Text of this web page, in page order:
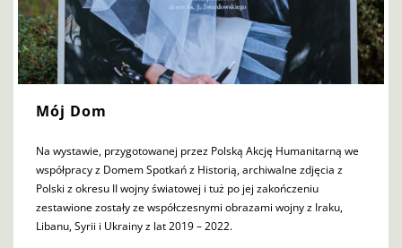
Mój Dom
Na wystawie, przygotowanej przez Polską Akcję Humanitarną we
współpracy z Domem Spotkań z Historią, archiwalne zdjęcia z
Polski z okresu II wojny światowej i tuż po jej zakończeniu
zestawione zostały ze współczesnymi obrazami wojny z Iraku,
Libanu, Syrii i Ukrainy z lat 2019 – 2022.